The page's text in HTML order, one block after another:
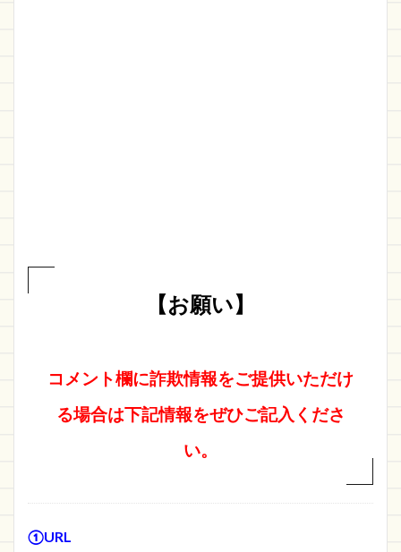
【お願い】
コメント欄に詐欺情報をご提供いただけ
る場合は下記情報をぜひご記入くださ
い。
①URL